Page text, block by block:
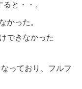
と・・。
かった。
できなかった
っており、フルフ